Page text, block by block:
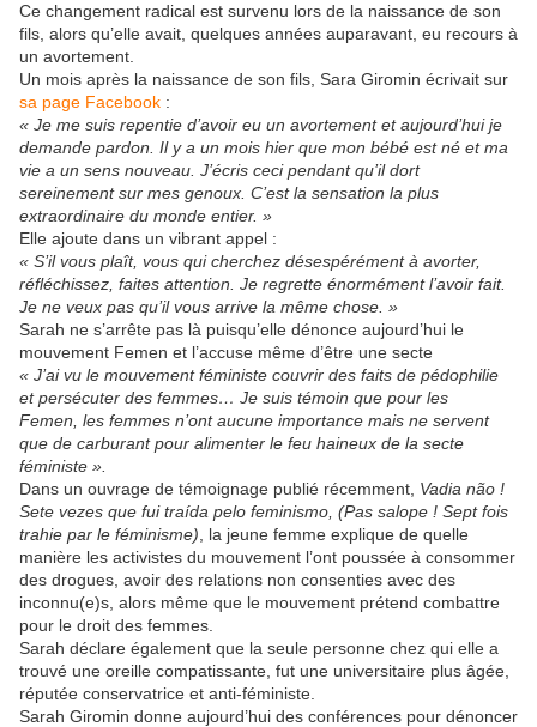
Ce changement radical est survenu lors de la naissance de son
fils, alors qu’elle avait, quelques années auparavant, eu recours à
un avortement.
Un mois après la naissance de son fils, Sara Giromin écrivait sur
sa page Facebook :
« Je me suis repentie d’avoir eu un avortement et aujourd’hui je
demande pardon. Il y a un mois hier que mon bébé est né et ma
vie a un sens nouveau. J’écris ceci pendant qu’il dort
sereinement sur mes genoux. C’est la sensation la plus
extraordinaire du monde entier. »
Elle ajoute dans un vibrant appel :
« S’il vous plaît, vous qui cherchez désespérément à avorter,
réfléchissez, faites attention. Je regrette énormément l’avoir fait.
Je ne veux pas qu’il vous arrive la même chose. »
Sarah ne s’arrête pas là puisqu’elle dénonce aujourd’hui le
mouvement Femen et l’accuse même d’être une secte
« J’ai vu le mouvement féministe couvrir des faits de pédophilie
et persécuter des femmes… Je suis témoin que pour les
Femen, les femmes n’ont aucune importance mais ne servent
que de carburant pour alimenter le feu haineux de la secte
féministe ».
Dans un ouvrage de témoignage publié récemment, Vadia não !
Sete vezes que fui traída pelo feminismo, (Pas salope ! Sept fois
trahie par le féminisme) , la jeune femme explique de quelle
manière les activistes du mouvement l’ont poussée à consommer
des drogues, avoir des relations non consenties avec des
inconnu(e)s, alors même que le mouvement prétend combattre
pour le droit des femmes.
Sarah déclare également que la seule personne chez qui elle a
trouvé une oreille compatissante, fut une universitaire plus âgée,
réputée conservatrice et anti-féministe.
Sarah Giromin donne aujourd’hui des conférences pour dénoncer